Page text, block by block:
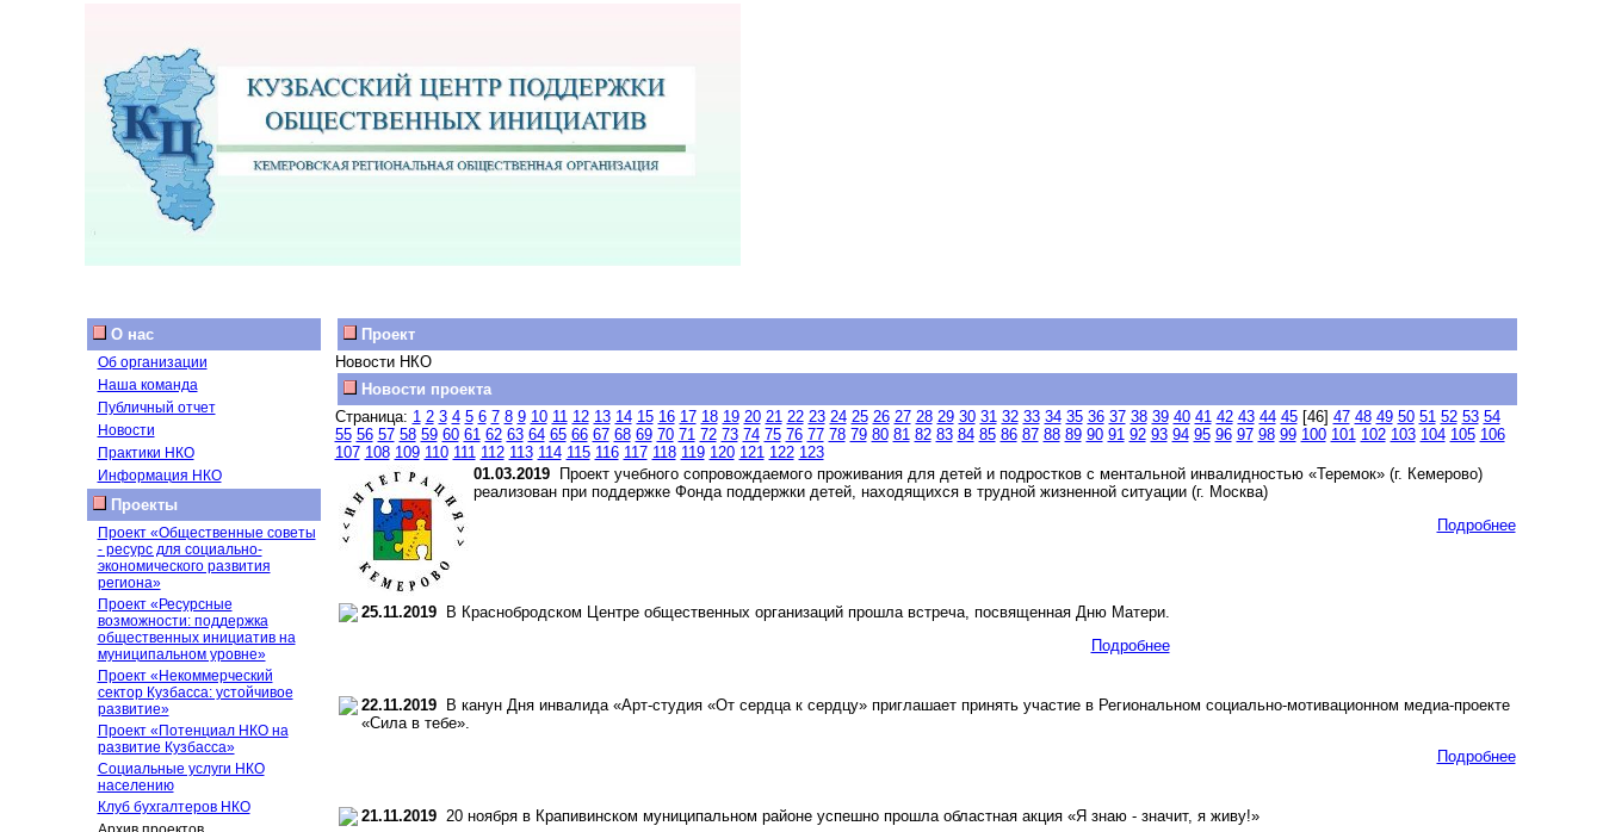
О нас
Об организации
Наша команда
Публичный отчет
Новости
Практики НКО
Информация НКО
Проекты
Проект «Общественные советы
- ресурс для социально-
экономического развития
региона»
Проект «Ресурсные
возможности: поддержка
общественных инициатив на
муниципальном уровне»
Проект «Некоммерческий
сектор Кузбасса: устойчивое
развитие»
Проект «Потенциал НКО на
развитие Кузбасса»
Социальные услуги НКО
населению
Клуб бухгалтеров НКО
Проект
Новости НКО
Новости проекта
Страница: 1 2 3 4 5 6 7 8 9 10 11 12 13 14 15 16 17 18 19 20 21 22 23 24 25 26 27 28 29 30 31 32 33 34 35 36 37 38 39 40 41 42 43 44 45[46] 47 48 49 50 51 52 53 54
55 56 57 58 59 60 61 62 63 64 65 66 67 68 69 70 71 72 73 74 75 76 77 78 79 80 81 82 83 84 85 86 87 88 89 90 91 92 93 94 95 96 97 98 99 100 101 102 103 104 105 106
107 108 109 110 111 112 113 114 115 116 117 118 119 120 121 122 123
01.03.2019Проект учебного сопровождаемого проживания для детей и подростков с ментальной инвалидностью «Теремок» (г. Кемерово)
реализован при поддержке Фонда поддержки детей, находящихся в трудной жизненной ситуации (г. Москва)
Подробнее
25.11.2019В Краснобродском Центре общественных организаций прошла встреча, посвященная Дню Матери.
Подробнее
22.11.2019В канун Дня инвалида «Арт-студия «От сердца к сердцу» приглашает принять участие в Региональном социально-мотивационном медиа-проекте
«Сила в тебе».
Подробнее
21.11.201920 ноября в Крапивинском муниципальном районе успешно прошла областная акция «Я знаю - значит, я живу!»